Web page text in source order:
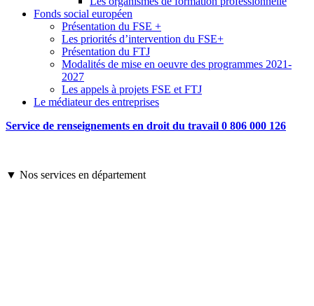
Fonds social européen
Présentation du FSE +
Les priorités d’intervention du FSE+
Présentation du FTJ
Modalités de mise en oeuvre des programmes 2021-
2027
Les appels à projets FSE et FTJ
Le médiateur des entreprises
Service de renseignements en droit du travail 0 806 000 126
▼ Nos services en département